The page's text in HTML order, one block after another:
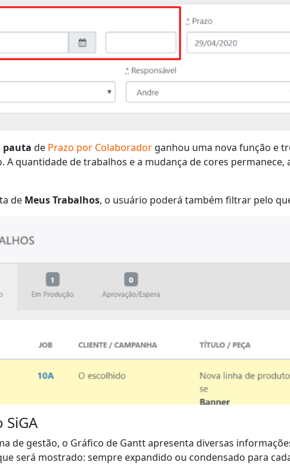
pauta de Prazo por Colaborador ganhou uma nova função e
A quantidade de trabalhos e a mudança de cores
de Meus Trabalhos, o usuário poderá também filtrar pelo
SiGA
de gestão, o Gráfico de Gantt apresenta diversas
será mostrado: sempre expandido ou condensado para